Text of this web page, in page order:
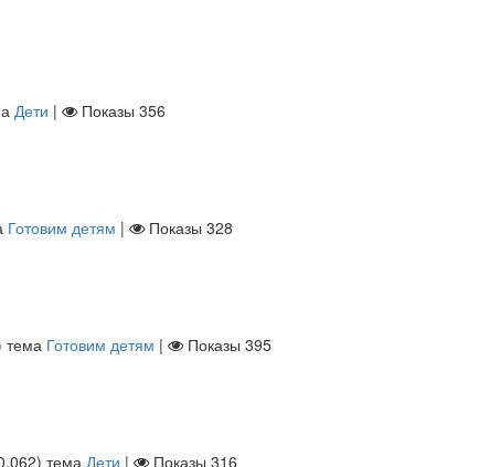
Дети | Показы 356
Готовим детям | Показы 328
тема Готовим детям | Показы 395
) тема Дети | Показы 316